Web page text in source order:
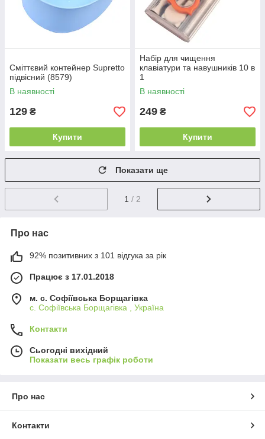
Сміттєвий контейнер Supretto
підвісний (8579)
В наявності
129 ₴
Купити
Набір для чищення
клавіатури та навушників 10 в
1
В наявності
249 ₴
Купити
Показати ще
1 / 2
Про нас
92% позитивних з 101 відгука за рік
Працює з 17.01.2018
м. c. Софіївська Борщагівка
c. Софіївська Борщагівка , Україна
Контакти
Сьогодні вихідний
Показати весь графік роботи
Про нас
Контакти